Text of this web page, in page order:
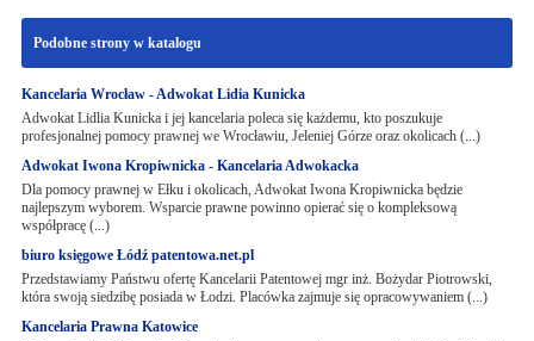
Podobne strony w katalogu
Kancelaria Wrocław - Adwokat Lidia Kunicka
Adwokat Lidlia Kunicka i jej kancelaria poleca się każdemu, kto poszukuje
profesjonalnej pomocy prawnej we Wrocławiu, Jeleniej Górze oraz okolicach (...)
Adwokat Iwona Kropiwnicka - Kancelaria Adwokacka
Dla pomocy prawnej w Ełku i okolicach, Adwokat Iwona Kropiwnicka będzie
najlepszym wyborem. Wsparcie prawne powinno opierać się o kompleksową
współpracę (...)
biuro księgowe Łódź patentowa.net.pl
Przedstawiamy Państwu ofertę Kancelarii Patentowej mgr inż. Bożydar Piotrowski,
która swoją siedzibę posiada w Łodzi. Placówka zajmuje się opracowywaniem (...)
Kancelaria Prawna Katowice